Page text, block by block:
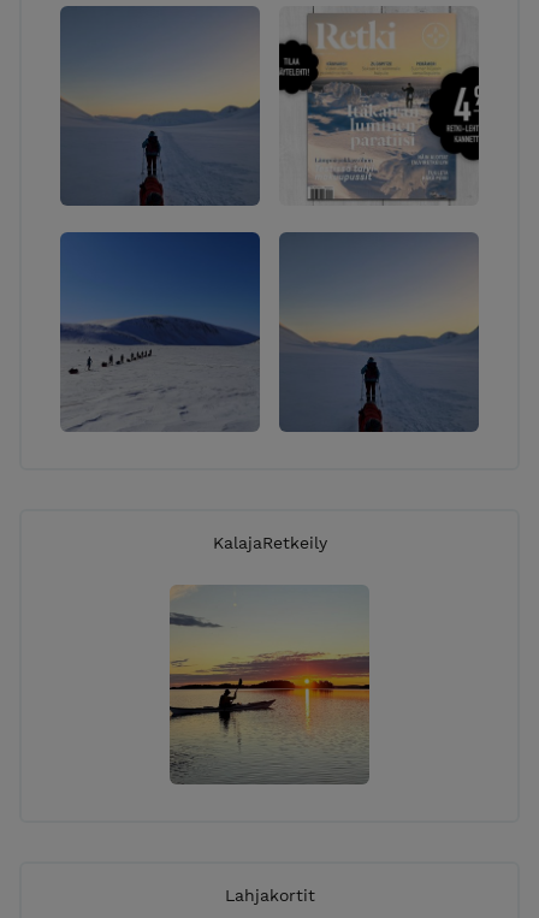
KalajaRetkeily
Lahjakortit